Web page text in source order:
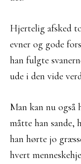
Hjertelig afsked
evner og gode
han fulgte
ude i den vide
Man kan nu også
måtte han sande,
han hørte jo
hvert